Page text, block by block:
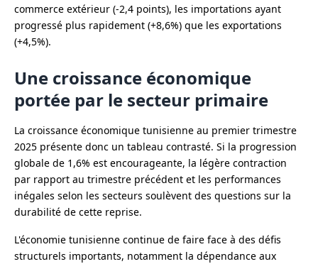
commerce extérieur (-2,4 points), les importations ayant
progressé plus rapidement (+8,6%) que les exportations
(+4,5%).
Une croissance économique
portée par le secteur primaire
La croissance économique tunisienne au premier trimestre
2025 présente donc un tableau contrasté. Si la progression
globale de 1,6% est encourageante, la légère contraction
par rapport au trimestre précédent et les performances
inégales selon les secteurs soulèvent des questions sur la
durabilité de cette reprise.
L'économie tunisienne continue de faire face à des défis
structurels importants, notamment la dépendance aux